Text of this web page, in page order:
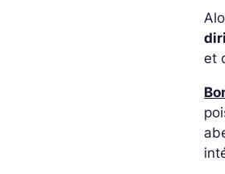
et